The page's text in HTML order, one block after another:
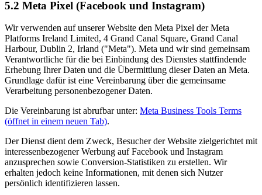
5.2 Meta Pixel (Facebook und Instagram)
Wir verwenden auf unserer Website den Meta Pixel der Meta
Platforms Ireland Limited, 4 Grand Canal Square, Grand Canal
Harbour, Dublin 2, Irland ("Meta"). Meta und wir sind gemeinsam
Verantwortliche für die bei Einbindung des Dienstes stattfindende
Erhebung Ihrer Daten und die Übermittlung dieser Daten an Meta.
Grundlage dafür ist eine Vereinbarung über die gemeinsame
Verarbeitung personenbezogener Daten.
Die Vereinbarung ist abrufbar unter: Meta Business Tools Terms
(öffnet in einem neuen Tab).
Der Dienst dient dem Zweck, Besucher der Website zielgerichtet mit
interessenbezogener Werbung auf Facebook und Instagram
anzusprechen sowie Conversion-Statistiken zu erstellen. Wir
erhalten jedoch keine Informationen, mit denen sich Nutzer
persönlich identifizieren lassen.